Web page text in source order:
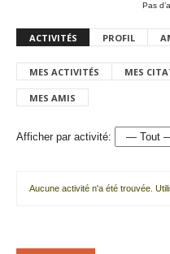
Pas
ACTIVITÉS PROFIL
MES ACTIVITÉS MES
MES AMIS
Afficher par activité:
Aucune activité n'a été trouvée.